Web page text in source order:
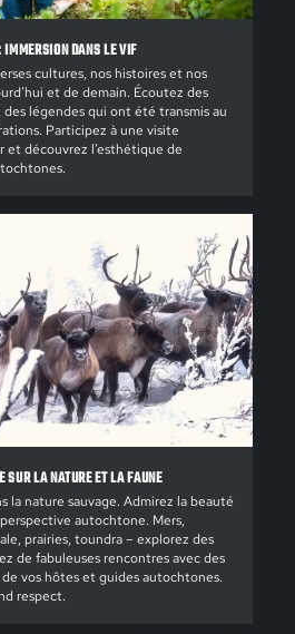
IMMERSION DANS LE VIF
cultures, nos histoires et nos
et de demain. Écoutez des
légendes qui ont été transmis au
Participez à une visite
découvrez l’esthétique de
SUR LA NATURE ET LA FAUNE
la nature sauvage. Admirez la beauté
autochtone. Mers,
prairies, toundra – explorez des
de fabuleuses rencontres avec des
vos hôtes et guides autochtones.
respect.